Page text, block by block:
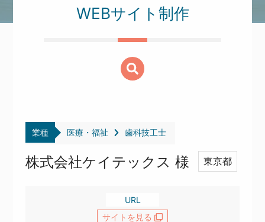
WEBサイト制作
業種 医療・福祉 歯科技工士
株式会社ケイテックス 様 東京都
URL
サイトを見る